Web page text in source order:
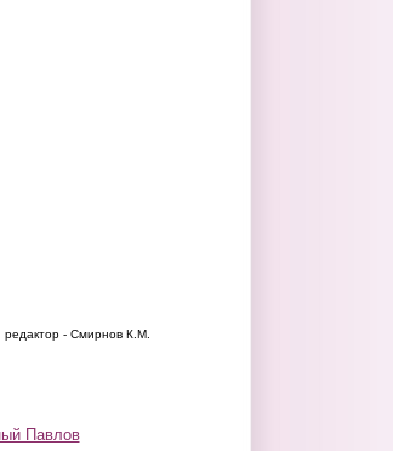
редактор - Смирнов К.М.
Павлов